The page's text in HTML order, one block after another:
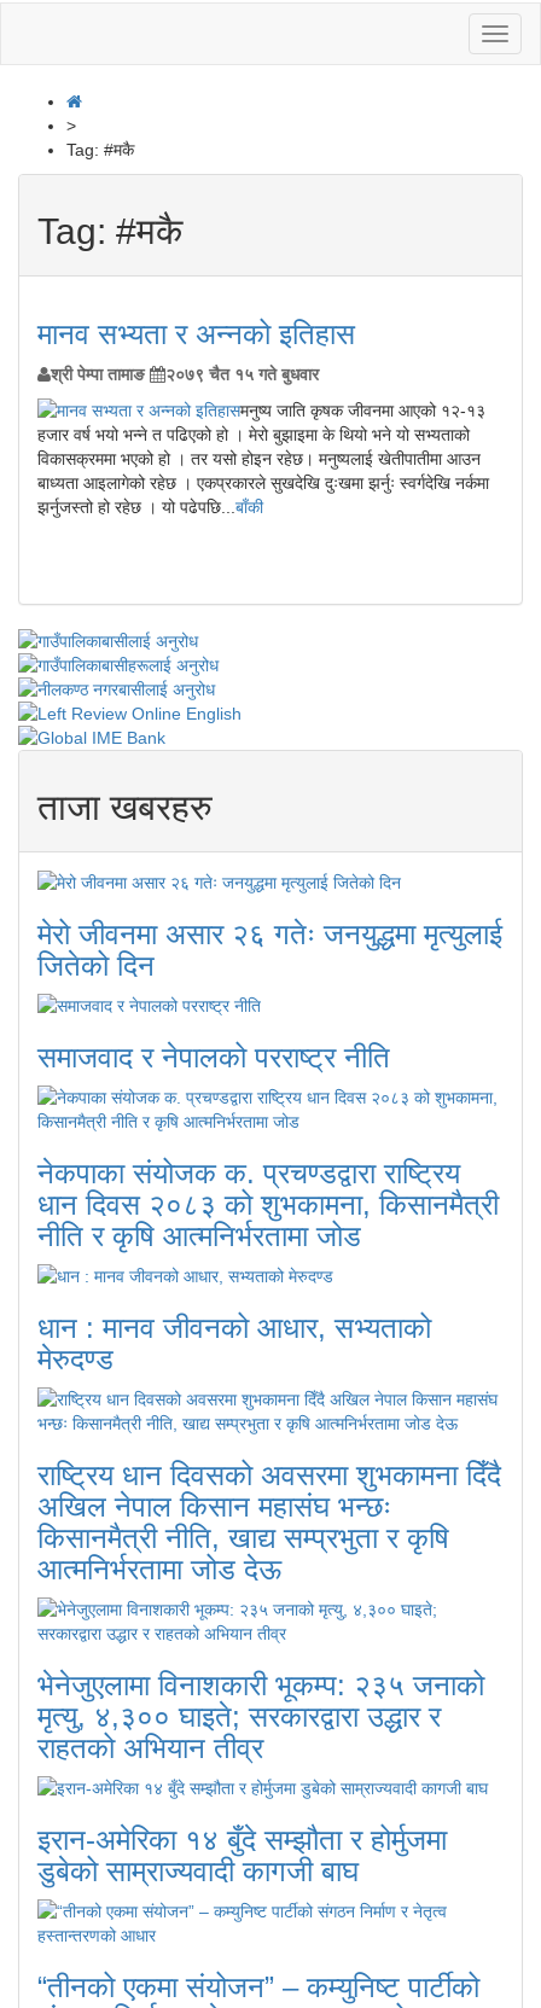
>
Tag: #मकै
Tag: #मकै
मानव सभ्यता र अन्नको इतिहास
श्री पेम्पा तामाङ
२०७९ चैत १५ गते बुधवार
मनुष्य जाति कृषक जीवनमा आएको १२-१३
हजार वर्ष भयो भन्ने त पढिएको हो । मेरो बुझाइमा के थियो भने यो सभ्यताको
विकासक्रममा भएको हो । तर यसो होइन रहेछ। मनुष्यलाई खेतीपातीमा आउन
बाध्यता आइलागेको रहेछ । एकप्रकारले सुखदेखि दुःखमा झर्नुः स्वर्गदेखि नर्कमा
झर्नुजस्तो हो रहेछ । यो पढेपछि... बाँकी
ताजा खबरहरु
मेरो जीवनमा असार २६ गतेः जनयुद्धमा मृत्युलाई
जितेको दिन
समाजवाद र नेपालको परराष्ट्र नीति
नेकपाका संयोजक क. प्रचण्डद्वारा राष्ट्रिय
धान दिवस २०८३ को शुभकामना, किसानमैत्री
नीति र कृषि आत्मनिर्भरतामा जोड
धान : मानव जीवनको आधार, सभ्यताको
मेरुदण्ड
राष्ट्रिय धान दिवसको अवसरमा शुभकामना दिँदै
अखिल नेपाल किसान महासंघ भन्छः
किसानमैत्री नीति, खाद्य सम्प्रभुता र कृषि
आत्मनिर्भरतामा जोड देऊ
भेनेजुएलामा विनाशकारी भूकम्प: २३५ जनाको
मृत्यु, ४,३०० घाइते; सरकारद्वारा उद्धार र
राहतको अभियान तीव्र
इरान-अमेरिका १४ बुँदे सम्झौता र होर्मुजमा
डुबेको साम्राज्यवादी कागजी बाघ
“तीनको एकमा संयोजन” – कम्युनिष्ट पार्टीको